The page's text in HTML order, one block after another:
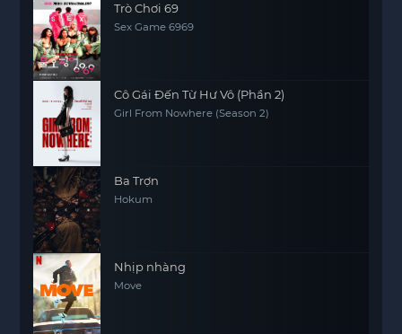
Trò Chơi 69
Sex Game 6969
Cô Gái Đến Từ Hư Vô (Phần 2)
Girl From Nowhere (Season 2)
Ba Trợn
Hokum
Nhịp nhàng
Move